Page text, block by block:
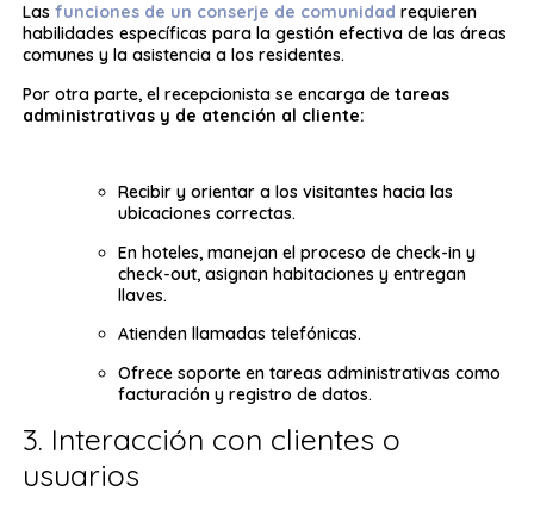
Las funciones de un conserje de comunidad requieren
habilidades específicas para la gestión efectiva de las áreas
comunes y la asistencia a los residentes.
Por otra parte, el recepcionista se encarga de tareas
administrativas y de atención al cliente:
Recibir y orientar a los visitantes hacia las
ubicaciones correctas.
En hoteles, manejan el proceso de check-in y
check-out, asignan habitaciones y entregan
llaves.
Atienden llamadas telefónicas.
Ofrece soporte en tareas administrativas como
facturación y registro de datos.
3. Interacción con clientes o
usuarios